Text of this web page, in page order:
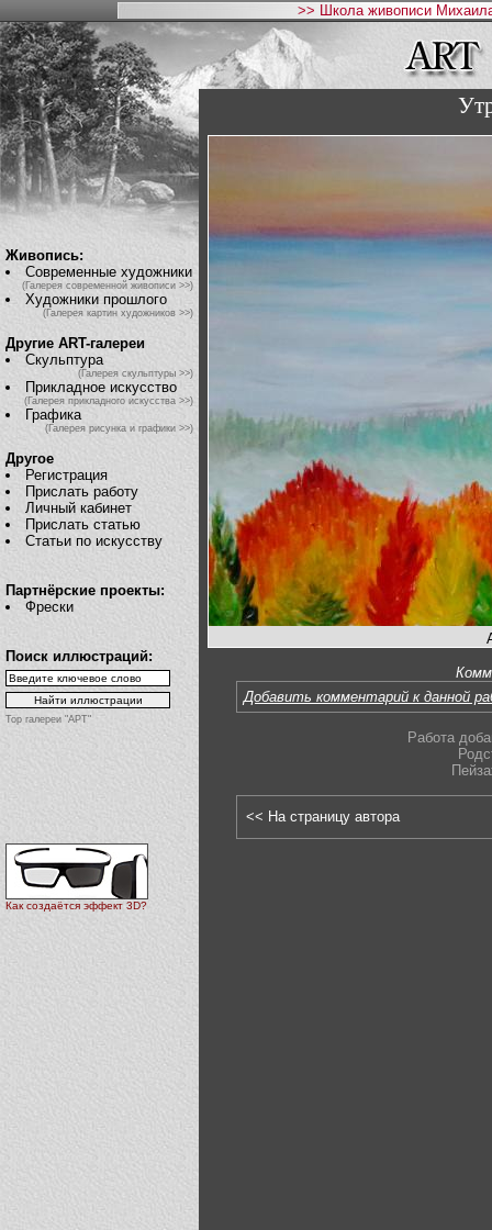
>> Школа живописи
Живопись:
Современные художники
(Галерея современной живописи >>)
Художники прошлого
(Галерея картин художников >>)
Другие ART-галереи
Скульптура
(Галерея скульптуры >>)
Прикладное искусство
(Галерея прикладного искусства >>)
Графика
(Галерея рисунка и графики >>)
Другое
Регистрация
Прислать работу
Личный кабинет
Прислать статью
Статьи по искусству
Партнёрские проекты:
Фрески
Поиск иллюстраций:
Top галереи "АРТ"
Как создаётся эффект 3D?
Добавить комментарий к данной
Работа
<< На страницу автора